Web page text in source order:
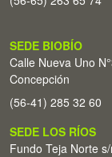
SEDE BIOBÍO
Calle Nueva Uno
Concepción
(56-41) 285 32 60
SEDE LOS RÍOS
Fundo Teja Norte